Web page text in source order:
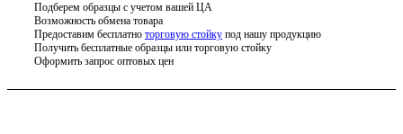
Подберем образцы с учетом вашей ЦА
Возможность обмена товара
Предоставим бесплатно торговую стойку под нашу продукцию
Получить бесплатные образцы или торговую стойку
Оформить запрос оптовых цен